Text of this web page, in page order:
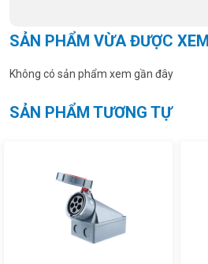
SẢN PHẨM VỪA ĐƯỢC XEM
Không có sản phẩm xem gần đây
SẢN PHẨM TƯƠNG TỰ